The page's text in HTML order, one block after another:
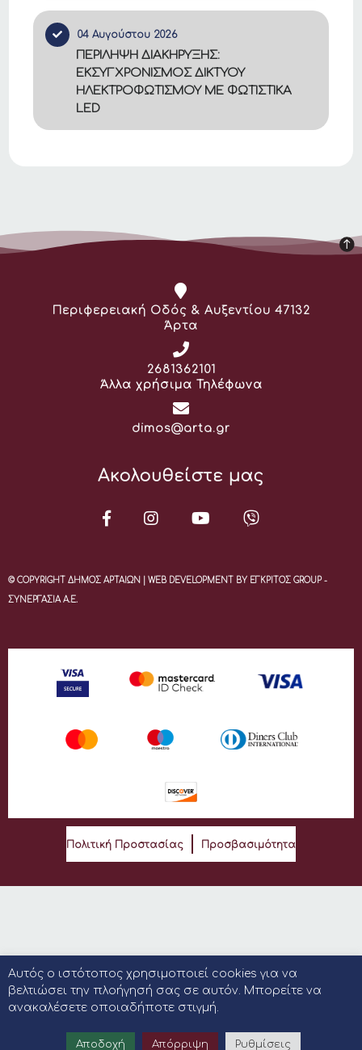
04 Αυγούστου 2026
ΠΕΡΙΛΗΨΗ ΔΙΑΚΗΡΥΞΗΣ:
ΕΚΣΥΓΧΡΟΝΙΣΜΟΣ ΔΙΚΤΥΟΥ
ΗΛΕΚΤΡΟΦΩΤΙΣΜΟΥ ΜΕ ΦΩΤΙΣΤΙΚΑ
LED
Διεύθυνση:
Περιφερειακή Οδός & Αυξεντίου 47132
Άρτα
Τηλέφωνο:
2681362101
Άλλα χρήσιμα Τηλέφωνα
Email:
dimos@arta.gr
Ακολουθείστε μας
© COPYRIGHT ΔΗΜΟΣ ΑΡΤΑΙΩΝ | WEB DEVELOPMENT BY ΕΓΚΡΙΤΟΣ GROUP -
ΣΥΝΕΡΓΑΣΙΑ Α.Ε.
Πολιτική Προστασίας Προσβασιμότητα
Αυτός ο ιστότοπος χρησιμοποιεί cookies για να
βελτιώσει την πλοήγησή σας σε αυτόν. Μπορείτε να
ανακαλέσετε οποιαδήποτε στιγμή.
Αποδοχή Απόρριψη Ρυθμίσεις